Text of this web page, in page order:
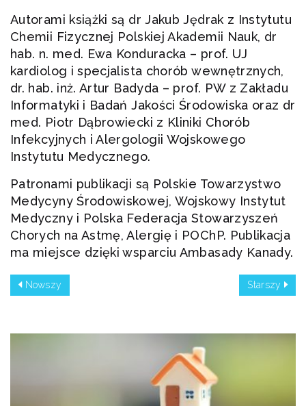
Autorami książki są dr Jakub Jędrak z Instytutu
Chemii Fizycznej Polskiej Akademii Nauk, dr
hab. n. med. Ewa Konduracka – prof. UJ
kardiolog i specjalista chorób wewnętrznych,
dr. hab. inż. Artur Badyda – prof. PW z Zakładu
Informatyki i Badań Jakości Środowiska oraz dr
med. Piotr Dąbrowiecki z Kliniki Chorób
Infekcyjnych i Alergologii Wojskowego
Instytutu Medycznego.
Patronami publikacji są Polskie Towarzystwo
Medycyny Środowiskowej, Wojskowy Instytut
Medyczny i Polska Federacja Stowarzyszeń
Chorych na Astmę, Alergię i POChP. Publikacja
ma miejsce dzięki wsparciu Ambasady Kanady.
Nowszy Starszy